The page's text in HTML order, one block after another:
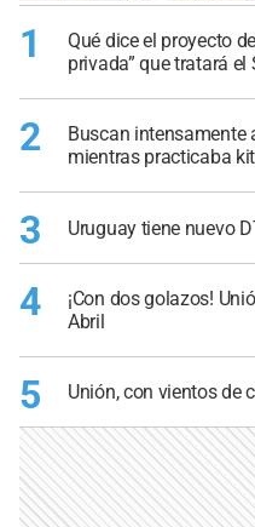
1
Qué dice el proyecto
privada” que tratará el
2
Buscan intensamente
mientras practicaba
3 Uruguay tiene nuevo
4
¡Con dos golazos!
Abril
5 Unión, con vientos de